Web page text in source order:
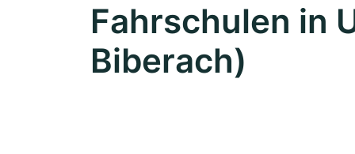
Fahrschulen in
Biberach)